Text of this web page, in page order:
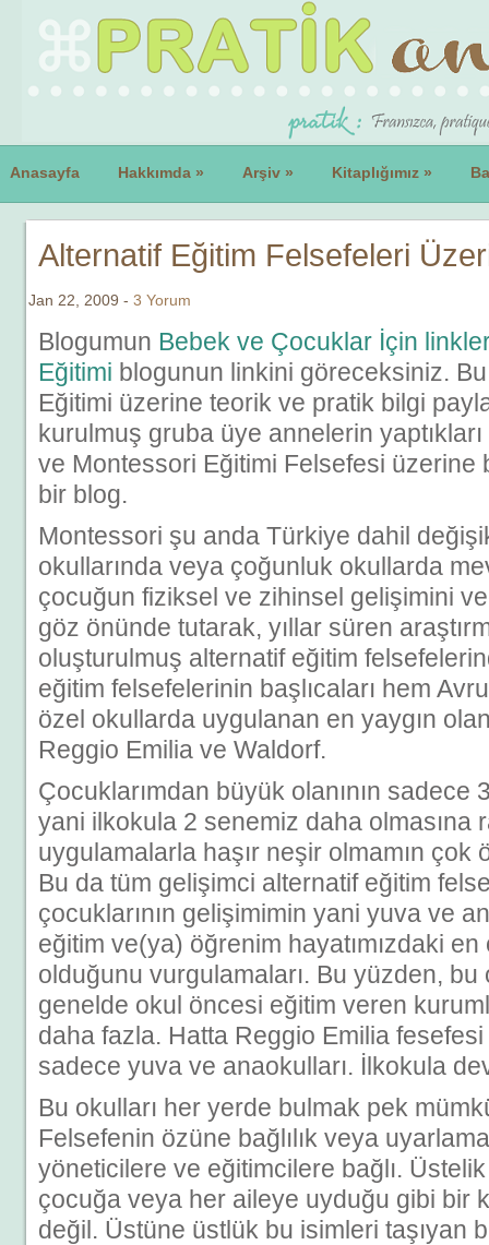
Anasayfa Hakkımda » Arşiv » Kitaplığımız »
Alternatif Eğitim Felsefeleri
Jan 22, 2009 - 3 Yorum
Blogumun Bebek ve Çocuklar İçin
Eğitimi blogunun linkini göreceksiniz.
Eğitimi üzerine teorik ve pratik bilgi
kurulmuş gruba üye annelerin yaptıkları
ve Montessori Eğitimi Felsefesi üzerine
bir blog.
Montessori şu anda Türkiye dahil
okullarında veya çoğunluk okullarda
çocuğun fiziksel ve zihinsel gelişimini
göz önünde tutarak, yıllar süren
oluşturulmuş alternatif eğitim
eğitim felsefelerinin başlıcaları hem
özel okullarda uygulanan en yaygın
Reggio Emilia ve Waldorf.
Çocuklarımdan büyük olanının sadece
yani ilkokula 2 senemiz daha olmasına
uygulamalarla haşır neşir olmamın çok
Bu da tüm gelişimci alternatif eğitim
çocuklarının gelişimimin yani yuva ve
eğitim ve(ya) öğrenim hayatımızdaki
olduğunu vurgulamaları. Bu yüzden, bu
genelde okul öncesi eğitim veren
daha fazla. Hatta Reggio Emilia
sadece yuva ve anaokulları. İlkokula
Bu okulları her yerde bulmak pek
Felsefenin özüne bağlılık veya
yöneticilere ve eğitimcilere bağlı.
çocuğa veya her aileye uyduğu gibi bir
değil. Üstüne üstlük bu isimleri taşıyan